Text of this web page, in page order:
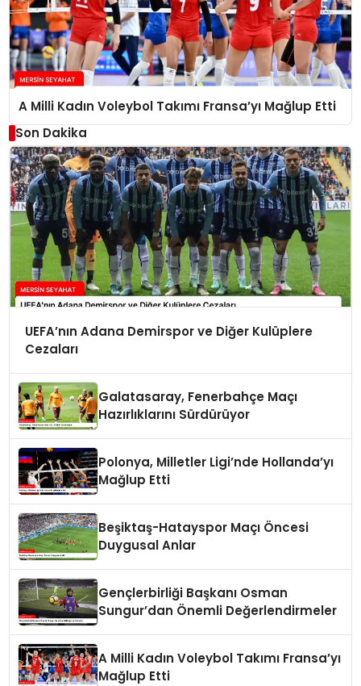
A Milli Kadın Voleybol Takımı Fransa’yı Mağlup Etti
Son Dakika
UEFA’nın Adana Demirspor ve Diğer Kulüplere
Cezaları
Galatasaray, Fenerbahçe Maçı
Hazırlıklarını Sürdürüyor
Polonya, Milletler Ligi’nde Hollanda’yı
Mağlup Etti
Beşiktaş-Hatayspor Maçı Öncesi
Duygusal Anlar
Gençlerbirliği Başkanı Osman
Sungur’dan Önemli Değerlendirmeler
A Milli Kadın Voleybol Takımı Fransa’yı
Mağlup Etti